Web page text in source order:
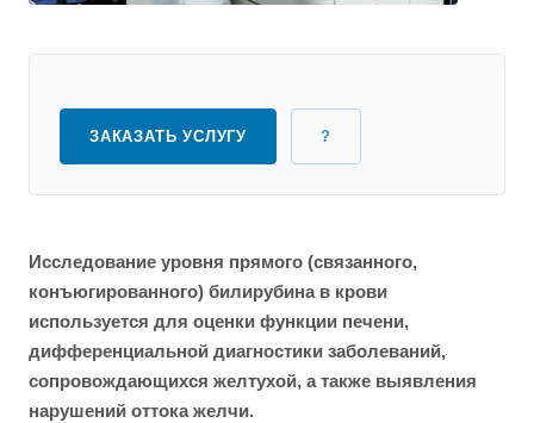
ЗАКАЗАТЬ УСЛУГУ ?
Исследование уровня прямого (связанного,
конъюгированного) билирубина в крови
используется для оценки функции печени,
дифференциальной диагностики заболеваний,
сопровождающихся желтухой, а также выявления
нарушений оттока желчи.